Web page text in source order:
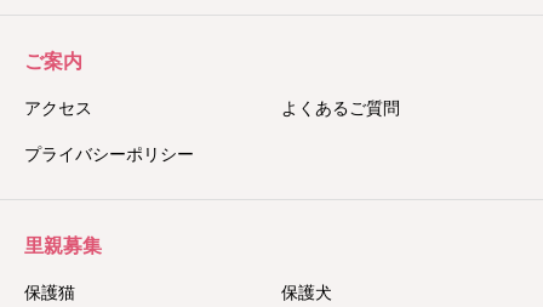
ご案内
アクセス よくあるご質問
プライバシーポリシー
里親募集
保護猫 保護犬